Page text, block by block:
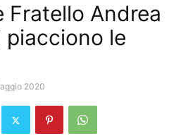
Fratello Andrea
piacciono le
2020